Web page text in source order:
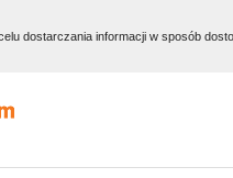
dostarczania informacji w sposób